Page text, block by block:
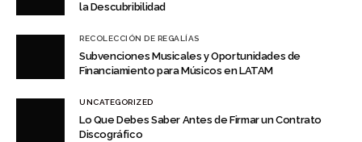
la Descubribilidad
RECOLECCIÓN DE REGALÍAS
Subvenciones Musicales y Oportunidades de
Financiamiento para Músicos en LATAM
UNCATEGORIZED
Lo Que Debes Saber Antes de Firmar un Contrato
Discográfico